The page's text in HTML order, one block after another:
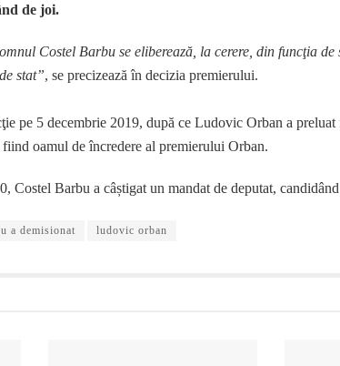
de joi.
Costel Barbu se eliberează, la cerere, din funcţia
stat”, se precizează în decizia premierului.
pe 5 decembrie 2019, după ce Ludovic Orban a
fiind oamul de încredere al premierului Orban.
Costel Barbu a câștigat un mandat de deputat,
a demisionat ludovic orban